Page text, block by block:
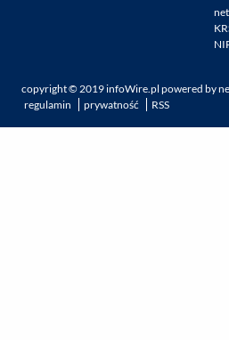
copyright ©2019infoWire.pl powered by
regulamin
prywatność RSS